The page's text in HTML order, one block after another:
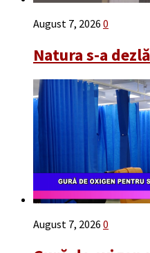
August 7, 2026 0
Natura s-a
August 7, 2026 0